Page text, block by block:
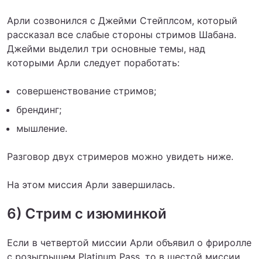
Арли созвонился с Джейми Стейплсом, который
рассказал все слабые стороны стримов Шабана.
Джейми выделил три основные темы, над
которыми Арли следует поработать:
совершенствование стримов;
брендинг;
мышление.
Разговор двух стримеров можно увидеть ниже.
На этом миссия Арли завершилась.
6) Стрим с изюминкой
Если в четвертой миссии Арли объявил о фриролле
с розыгрышем Platinum Pass, то в шестой миссии